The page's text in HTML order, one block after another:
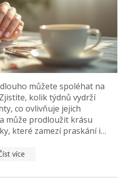
můžete spoléhat na
kolik týdnů vydrží
co ovlivňuje jejich
může prodloužit krásu
které zamezí praskání i
rady pro všechny, kdo
nepříjemných
více